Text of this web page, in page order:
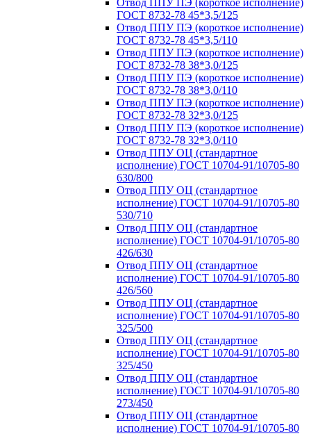
Отвод ППУ ПЭ (короткое исполнение)
ГОСТ 8732-78 45*3,5/125
Отвод ППУ ПЭ (короткое исполнение)
ГОСТ 8732-78 45*3,5/110
Отвод ППУ ПЭ (короткое исполнение)
ГОСТ 8732-78 38*3,0/125
Отвод ППУ ПЭ (короткое исполнение)
ГОСТ 8732-78 38*3,0/110
Отвод ППУ ПЭ (короткое исполнение)
ГОСТ 8732-78 32*3,0/125
Отвод ППУ ПЭ (короткое исполнение)
ГОСТ 8732-78 32*3,0/110
Отвод ППУ ОЦ (стандартное
исполнение) ГОСТ 10704-91/10705-80
630/800
Отвод ППУ ОЦ (стандартное
исполнение) ГОСТ 10704-91/10705-80
530/710
Отвод ППУ ОЦ (стандартное
исполнение) ГОСТ 10704-91/10705-80
426/630
Отвод ППУ ОЦ (стандартное
исполнение) ГОСТ 10704-91/10705-80
426/560
Отвод ППУ ОЦ (стандартное
исполнение) ГОСТ 10704-91/10705-80
325/500
Отвод ППУ ОЦ (стандартное
исполнение) ГОСТ 10704-91/10705-80
325/450
Отвод ППУ ОЦ (стандартное
исполнение) ГОСТ 10704-91/10705-80
273/450
Отвод ППУ ОЦ (стандартное
исполнение) ГОСТ 10704-91/10705-80